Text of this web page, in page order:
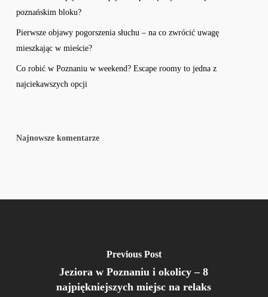
poznańskim bloku?
Pierwsze objawy pogorszenia słuchu – na co zwrócić uwagę
mieszkając w mieście?
Co robić w Poznaniu w weekend? Escape roomy to jedna z
najciekawszych opcji
Najnowsze komentarze
Previous Post
Jeziora w Poznaniu i okolicy – 8
najpiękniejszych miejsc na relaks